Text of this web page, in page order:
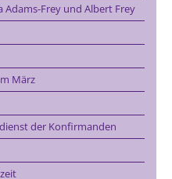
Adams-Frey und Albert Frey
März
der Konfirmanden